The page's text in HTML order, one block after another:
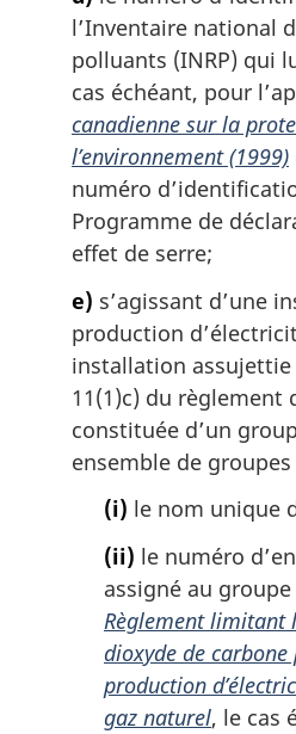
l’Inventaire national
polluants (INRP) qui
cas échéant, pour
canadienne sur la
l’environnement (1999)
numéro
Programme de
effet de serre;
e) s’agissant d’une
production
installation assujettie
11(1)c) du règlement
constituée d’un
ensemble de groupes
(i) le nom unique
(ii) le numéro
assigné au
Règlement limitant
dioxyde de
production
gaz naturel, le cas